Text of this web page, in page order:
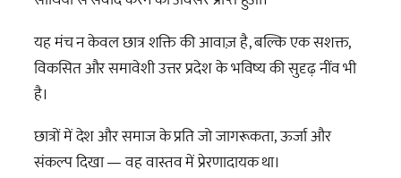
यहमंच न केवल छात्र शक्ति की आवाज़ है, बल्कि एक सशक्त,
विकसित और समावेशी उत्तर प्रदेश के भविष्य की सुदृढ़ नींव भी
है।
छात्रों में देश और समाज के प्रति जो जागरूकता, ऊर्जा और
संकल्प दिखा — वह वास्तव में प्रेरणादायक था।